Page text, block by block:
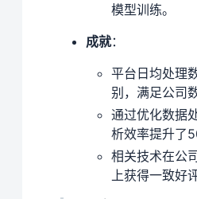
模型训练。
成就：
平台日均处理
别，满足公司
通过优化数据
析效率提升了
相关技术在公
上获得一致好评